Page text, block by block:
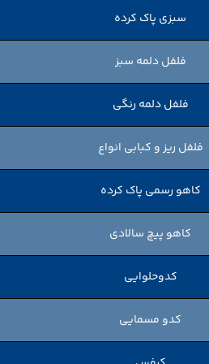
سبزی پاک کرده
فلفل دلمه سبز
فلفل دلمه رنگی
فلفل ریز و کبابی انواع
کاهو رسمی پاک کرده
کاهو پیچ سالادی
کدوحلوایی
کدو مسمایی